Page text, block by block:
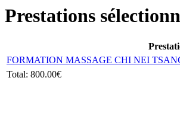
Prestations
FORMATION MASSAGE CHI NEI
Total: 800.00€